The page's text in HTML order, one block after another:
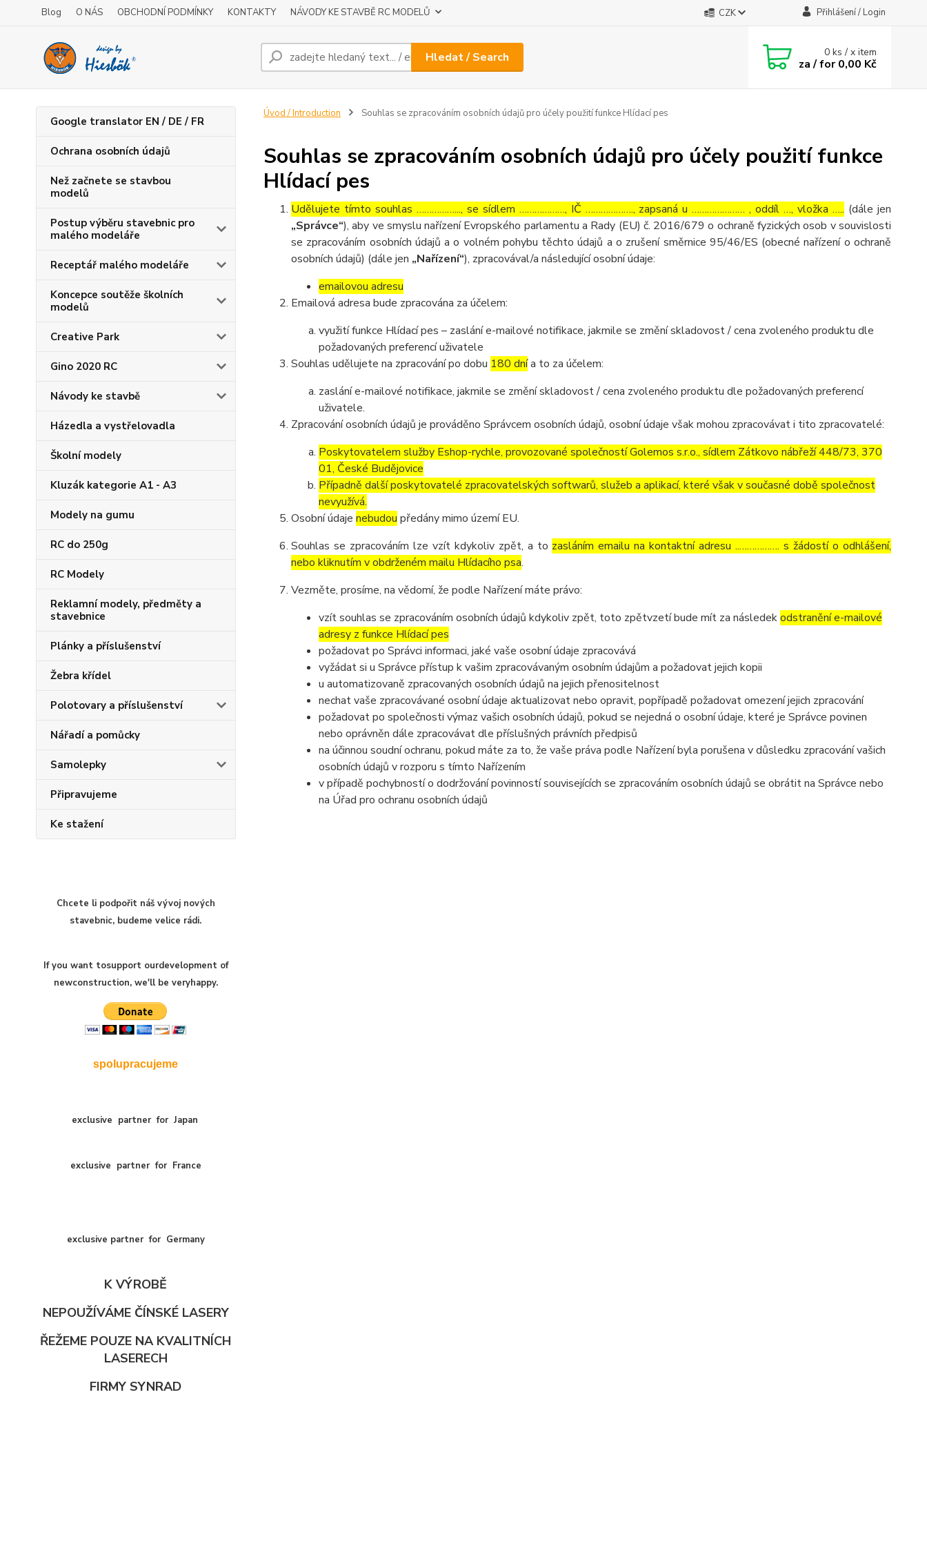
Blog O NÁS OBCHODNÍ PODMÍNKY KONTAKTY NÁVODY KE STAVBĚ RC MODELŮ CZK Přihlášení / Login
Hledat / Search 0ks / x item
za / for0,00 Kč
Google translator EN / DE / FR
Ochrana osobních údajů
Než začnete se stavbou
modelů
Postup výběru stavebnic pro
malého modeláře
Receptář malého modeláře
Koncepce soutěže školních
modelů
Creative Park
Gino 2020 RC
Návody ke stavbě
Házedla a vystřelovadla
Školní modely
Kluzák kategorie A1 - A3
Modely na gumu
RC do 250g
RC Modely
Reklamní modely, předměty a
stavebnice
Plánky a příslušenství
Žebra křídel
Polotovary a příslušenství
Nářadí a pomůcky
Samolepky
Připravujeme
Ke stažení
Chcete li podpořit náš vývoj nových
stavebnic, budeme velice rádi.
If you want tosupport ourdevelopment of
newconstruction, we'll be veryhappy.
spolupracujeme
exclusive partner for Japan
exclusive partner for France
exclusive partner for Germany
K VÝROBĚ
NEPOUŽÍVÁME ČÍNSKÉ LASERY
ŘEŽEME POUZE NA KVALITNÍCH
LASERECH
FIRMY SYNRAD
Úvod / Introduction Souhlas se zpracováním osobních údajů pro účely použití funkce Hlídací pes
Souhlas se zpracováním osobních údajů pro účely použití funkce
Hlídací pes
Udělujete tímto souhlas ……………..., se sídlem ………………, IČ ………………., zapsaná u ………………… , oddíl …, vložka ….. (dále jen
„Správce“), aby ve smyslu nařízení Evropského parlamentu a Rady (EU) č. 2016/679 o ochraně fyzických osob v souvislosti
se zpracováním osobních údajů a o volném pohybu těchto údajů a o zrušení směrnice 95/46/ES (obecné nařízení o ochraně
osobních údajů) (dále jen „Nařízení“), zpracovával/a následující osobní údaje:
emailovou adresu
Emailová adresa bude zpracována za účelem:
využití funkce Hlídací pes – zaslání e-mailové notifikace, jakmile se změní skladovost / cena zvoleného produktu dle
požadovaných preferencí uživatele
Souhlas udělujete na zpracování po dobu 180 dnía to za účelem:
zaslání e-mailové notifikace, jakmile se změní skladovost / cena zvoleného produktu dle požadovaných preferencí
uživatele.
Zpracování osobních údajů je prováděno Správcem osobních údajů, osobní údaje však mohou zpracovávat i tito zpracovatelé:
Poskytovatelem služby Eshop-rychle, provozované společností Golemos s.r.o., sídlem Zátkovo nábřeží 448/73, 370
01, České Budějovice
Případně další poskytovatelé zpracovatelských softwarů, služeb a aplikací, které však v současné době společnost
nevyužívá.
Osobní údaje nebudou předány mimo území EU.
Souhlas se zpracováním lze vzít kdykoliv zpět, a to zasláním emailu na kontaktní adresu ..……………. s žádostí o odhlášení,
nebo kliknutím v obdrženém mailu Hlídacího psa.
Vezměte, prosíme, na vědomí, že podle Nařízení máte právo:
vzít souhlas se zpracováním osobních údajů kdykoliv zpět, toto zpětvzetí bude mít za následekodstranění e-mailové
adresy z funkce Hlídací pes
požadovat po Správci informaci, jaké vaše osobní údaje zpracovává
vyžádat si u Správce přístup k vašim zpracovávaným osobním údajům a požadovat jejich kopii
u automatizovaně zpracovaných osobních údajů na jejich přenositelnost
nechat vaše zpracovávané osobní údaje aktualizovat nebo opravit, popřípadě požadovat omezení jejich zpracování
požadovat po společnosti výmaz vašich osobních údajů, pokud se nejedná o osobní údaje, které je Správce povinen
nebo oprávněn dále zpracovávat dle příslušných právních předpisů
na účinnou soudní ochranu, pokud máte za to, že vaše práva podle Nařízení byla porušena v důsledku zpracování vašich
osobních údajů v rozporu s tímto Nařízením
v případě pochybností o dodržování povinností souvisejících se zpracováním osobních údajů se obrátit na Správce nebo
na Úřad pro ochranu osobních údajů